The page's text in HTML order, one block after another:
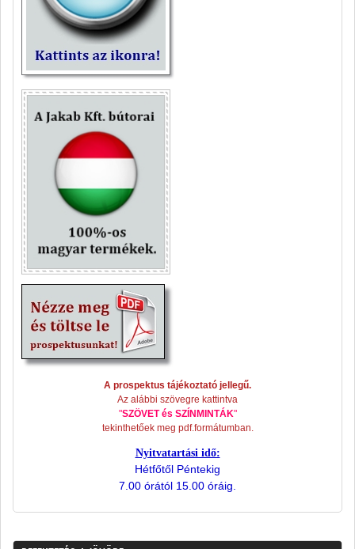
A prospektus tájékoztató jellegű.
Az alábbi szövegre kattintva
"SZÖVET és SZÍNMINTÁK"
tekinthetőek meg pdf.formátumban.
Nyitvatartási idő:
Hétfőtől Péntekig
7.00 órától 15.00 óráig.